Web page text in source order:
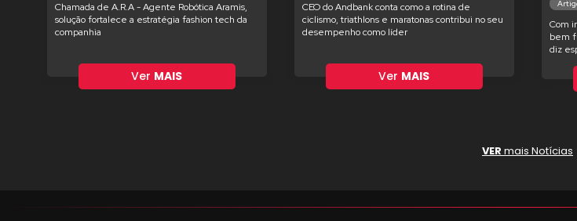
Chamada de A.R.A - Agente Robótica Aramis,
solução fortalece a estratégia fashion tech da
companhia
Ver MAIS
CEO do Andbank conta como a rotina de
ciclismo, triathlons e maratonas contribui no seu
desempenho como líder
Ver MAIS
Com
bem
diz
VER mais Notícias